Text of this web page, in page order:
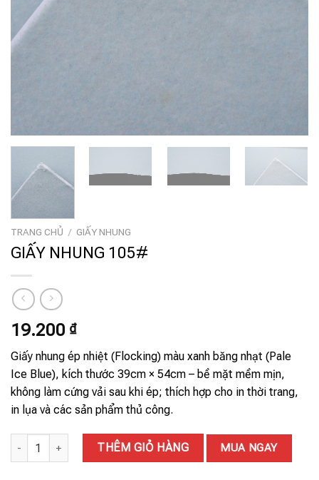
TRANG CHỦ / GIẤY NHUNG
GIẤY NHUNG 105#
19.200 ₫
Giấy nhung ép nhiệt (Flocking) màu xanh băng nhạt (Pale
Ice Blue), kích thước 39cm × 54cm – bề mặt mềm mịn,
không làm cứng vải sau khi ép; thích hợp cho in thời trang,
in lụa và các sản phẩm thủ công.
GIẤY NHUNG 105# số lượngTHÊM GIỎ HÀNG MUA NGAY